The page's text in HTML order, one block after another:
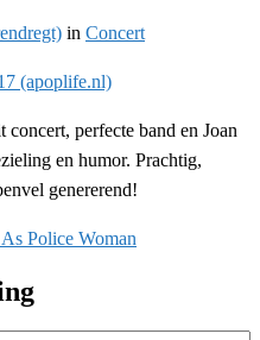
in Concert
perfecte band en Joan
en humor. Prachtig,
genererend!
As Police Woman